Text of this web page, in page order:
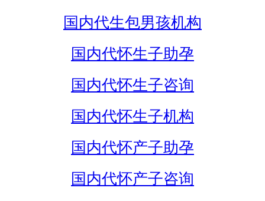
国内代生包男孩机构
国内代怀生子助孕
国内代怀生子咨询
国内代怀生子机构
国内代怀产子助孕
国内代怀产子咨询